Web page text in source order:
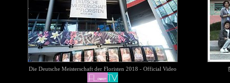
Die Deutsche Meisterschaft der Floristen 2018 - Official Video